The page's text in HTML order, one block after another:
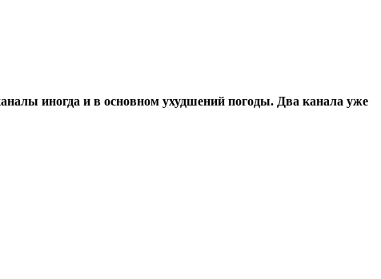
иногда и в основном ухудшений погоды. Два канала уже